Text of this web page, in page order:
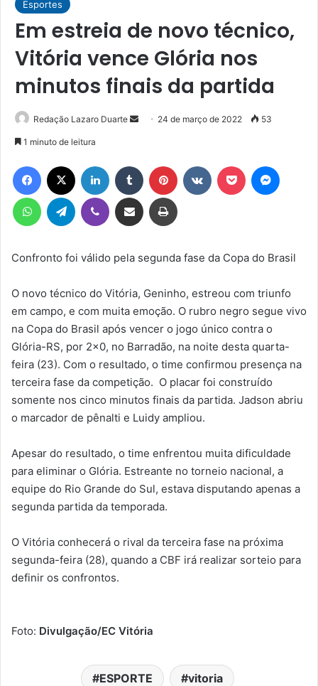
Esportes
Em estreia de novo técnico,
Vitória vence Glória nos
minutos finais da partida
Redação Lazaro Duarte
Mande
mail
24 de março de 2022 53
1 minuto de leitura
Facebook Linkedin Tumblr Pinterest Pocket
WhatsAppTelegram Viber Compartilhar via e-mail Imprimir
Confronto foi válido pela segunda fase da Copa do Brasil
O novo técnico do Vitória, Geninho, estreou com triunfo
em campo, e com muita emoção. O rubro negro segue vivo
na Copa do Brasil após vencer o jogo único contra o
Glória-RS, por 2×0, no Barradão, na noite desta quarta-
feira (23). Com o resultado, o time confirmou presença na
terceira fase da competição. O placar foi construído
somente nos cinco minutos finais da partida. Jadson abriu
o marcador de pênalti e Luidy ampliou.
Apesar do resultado, o time enfrentou muita dificuldade
para eliminar o Glória. Estreante no torneio nacional, a
equipe do Rio Grande do Sul, estava disputando apenas a
segunda partida da temporada.
O Vitória conhecerá o rival da terceira fase na próxima
segunda-feira (28), quando a CBF irá realizar sorteio para
definir os confrontos.
Foto: Divulgação/EC Vitória
ESPORTE vitoria